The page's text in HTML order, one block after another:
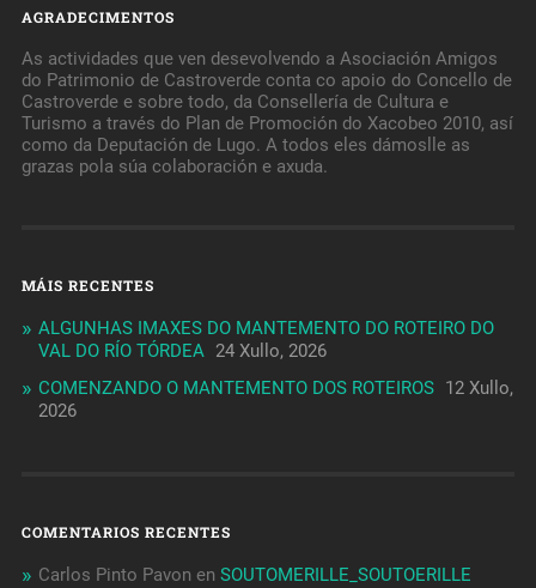
AGRADECIMENTOS
As actividades que ven desevolvendo a Asociación Amigos
do Patrimonio de Castroverde conta co apoio do Concello de
Castroverde e sobre todo, da Consellería de Cultura e
Turismo a través do Plan de Promoción do Xacobeo 2010, así
como da Deputación de Lugo. A todos eles dámoslle as
grazas pola súa colaboración e axuda.
MÁIS RECENTES
ALGUNHAS IMAXES DO MANTEMENTO DO ROTEIRO DO
VAL DO RÍO TÓRDEA 24 Xullo, 2026
COMENZANDO O MANTEMENTO DOS ROTEIROS 12 Xullo,
2026
COMENTARIOS RECENTES
Carlos Pinto Pavon en SOUTOMERILLE_SOUTOERILLE